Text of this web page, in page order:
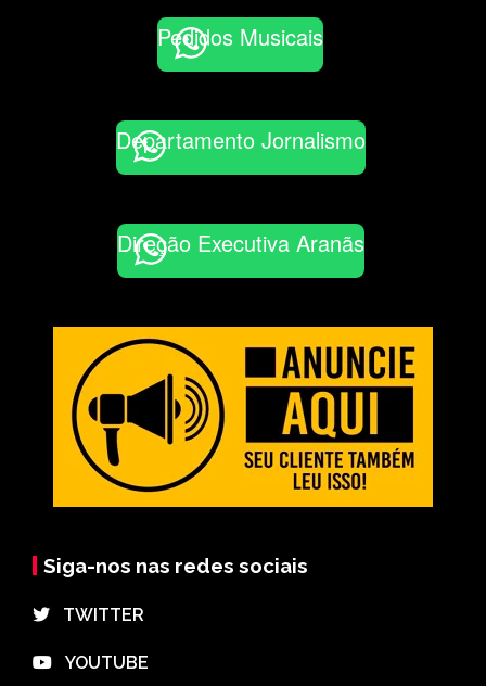
Pedidos Musicais
Departamento Jornalismo
Direção Executiva Aranãs
Siga-nos nas redes sociais
⠀TWITTER
⠀YOUTUBE